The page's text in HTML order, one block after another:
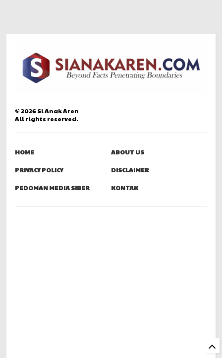
© 2026Si Anak Aren
All rights reserved.
HOME ABOUT US
PRIVACY POLICY DISCLAIMER
PEDOMAN MEDIA SIBER KONTAK